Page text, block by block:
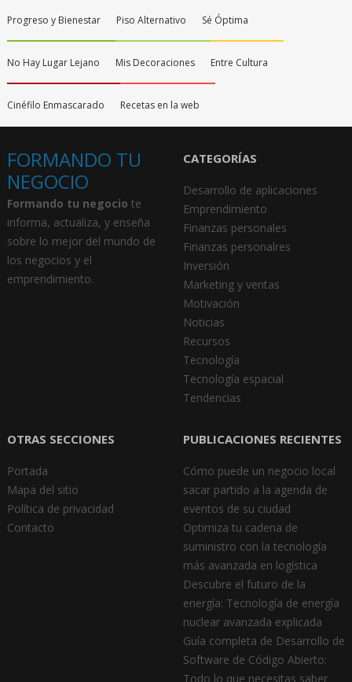
Progreso y Bienestar Piso Alternativo Sé Óptima
No Hay Lugar Lejano Mis Decoraciones Entre Cultura
Cinéfilo Enmascarado Recetas en la web
FORMANDO TU
NEGOCIO
Formando tu negocio te
informa, actualiza, y enseña
sobre lo mejor del mundo de
los negocios y el
emprendimiento.
CATEGORÍAS
Desarrollo de aplicaciones
Emprendimiento
Finanzas personales
Finanzas personalres
Inversión
Marketing y ventas
Motivación
Noticias
Recursos
Tecnología
Tecnología espacial
Tendencias
OTRAS SECCIONES
Portada
Mapa del sitio
Política de privacidad
Contacto
PUBLICACIONES RECIENTES
Cómo puede un negocio local
sacar partido a la agenda de
eventos de su ciudad
Optimiza tu cadena de
suministro con la tecnología
más avanzada en logística
Descubre el futuro de la
energía: Tecnología de energía
nuclear avanzada explicada
Guía completa de Desarrollo de
Software de Código Abierto:
Todo lo que necesitas saber